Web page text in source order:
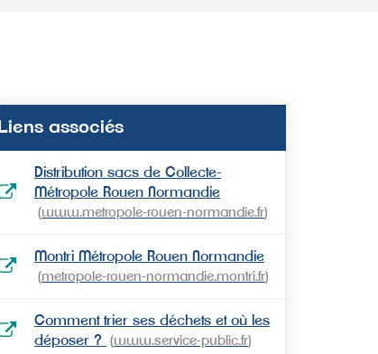
Liens associés
Distribution sacs de Collecte-
Métropole Rouen Normandie
www.metropole-rouen-normandie.fr
Montri Métropole Rouen Normandie
metropole-rouen-normandie.montri.fr
Comment trier ses déchets et où les
déposer ?
www.service-public.fr